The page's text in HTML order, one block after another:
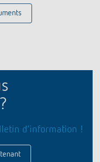
d'information !